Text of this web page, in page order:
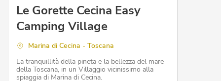
Le Gorette Cecina Easy
Camping Village
Marina di Cecina - Toscana
La tranquillità della pineta e la bellezza del mare
della Toscana, in un Villaggio vicinissimo alla
spiaggia di Marina di Cecina.